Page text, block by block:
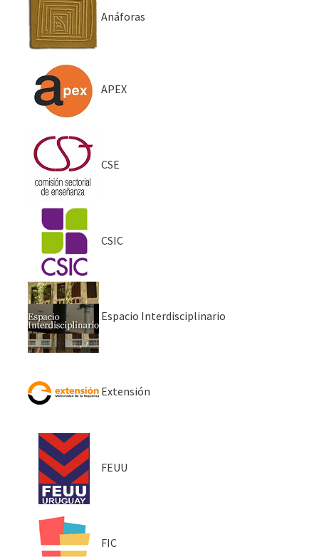
Anáforas
APEX
CSE
CSIC
Espacio Interdisciplinario
Extensión
FEUU
FIC